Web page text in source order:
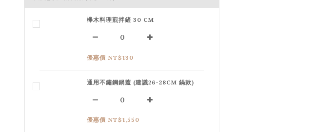
櫸木料理煎拌鏟 30 CM
優惠價 NT$130
通用不鏽鋼鍋蓋 (建議26-28CM 鍋款)
優惠價 NT$1,550